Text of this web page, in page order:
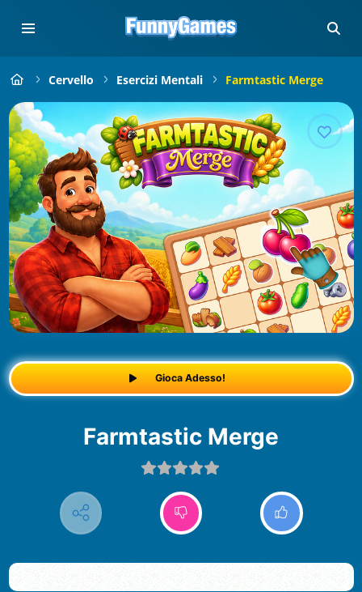
Cervello Esercizi Mentali Farmtastic Merge
Gioca Adesso!
Farmtastic Merge